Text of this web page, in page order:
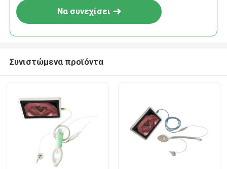
Να συνεχίσει
Συνιστώμενα προϊόντα